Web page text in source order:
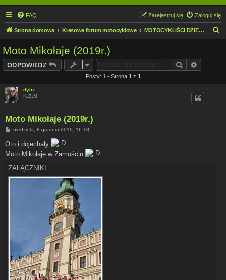
FAQ Zaloguj się
Zarejestruj się
Strona domowa Kresowe forum motocyklowe MOTOCYKLIŚCI DZIECIOM.
Moto Mikołaje (2019r.)
ODPOWIEDZ Szukaj
Posty: 1 • Strona 1 z 1
dylo
K.B.M.
Moto Mikołaje (2019r.)
P
s
t
niedziela, 8 grudnia 2019, 16:18
Oto i dojechały
Moto Mikołaje w Zamościu
ZAŁĄCZNIKI